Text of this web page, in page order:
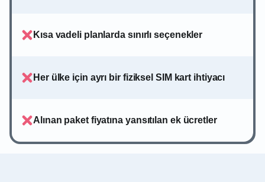
Kısa vadeli planlarda sınırlı seçenekler
Her ülke için ayrı bir fiziksel SIM kart ihtiyacı
Alınan paket fiyatına yansıtılan ek ücretler